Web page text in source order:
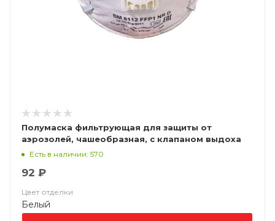
Полумаска фильтрующая для защиты от
аэрозолей, чашеобразная, с клапаном выдоха
ВМ 8112 FFP1 NR D
Есть в наличии: 570
92 ₽
Цвет отделки
Белый